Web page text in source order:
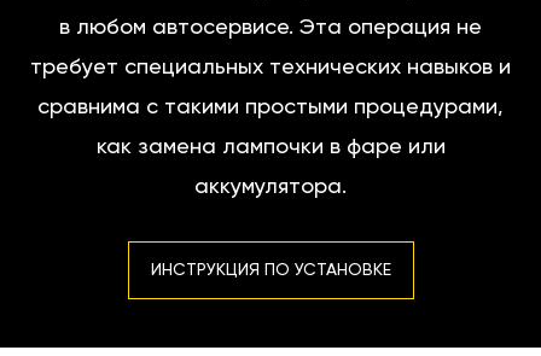
в любом автосервисе. Эта операция не
требует специальных технических навыков и
сравнима с такими простыми процедурами,
как замена лампочки в фаре или
аккумулятора.
ИНСТРУКЦИЯ ПО УСТАНОВКЕ